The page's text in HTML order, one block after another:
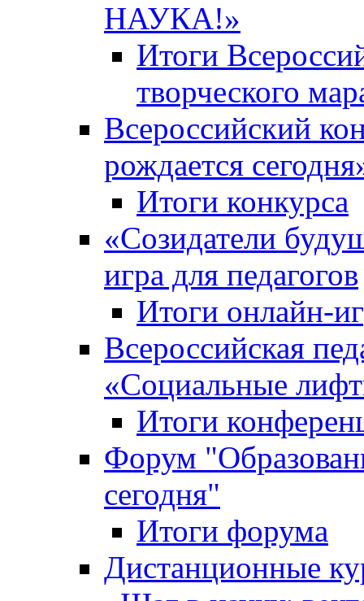
НАУКА!»
Итоги
творческого
Всероссийский
рождается
Итоги конкурса
«Cозидатели
игра для педагогов
Итоги онлайн-
Всероссийская
«Cоциальные
Итоги
Форум
сегодня"
Итоги форума
Дистанционные